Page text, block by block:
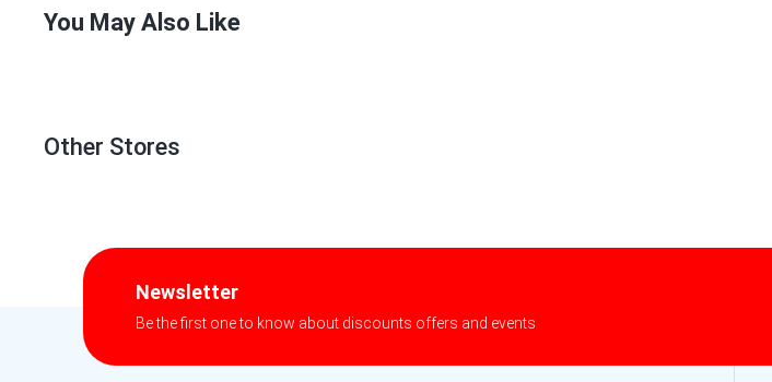
You May Also Like
Other Stores
Newsletter
Be the first one to know about discounts offers and events